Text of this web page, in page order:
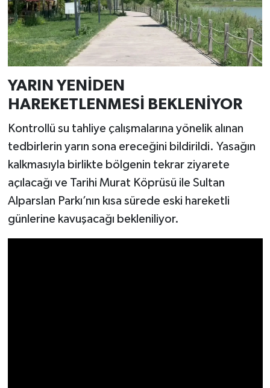
YARIN YENİDEN
HAREKETLENMESİ BEKLENİYOR
Kontrollü su tahliye çalışmalarına yönelik alınan
tedbirlerin yarın sona ereceğini bildirildi. Yasağın
kalkmasıyla birlikte bölgenin tekrar ziyarete
açılacağı ve Tarihi Murat Köprüsü ile Sultan
Alparslan Parkı’nın kısa sürede eski hareketli
günlerine kavuşacağı bekleniliyor.